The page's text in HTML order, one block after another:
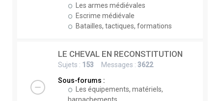
Les armes médiévales
Escrime médiévale
Batailles, tactiques, formations
LE CHEVAL EN RECONSTITUTION
Sujets : 153 Messages : 3622
Sous-forums :
Les équipements, matériels,